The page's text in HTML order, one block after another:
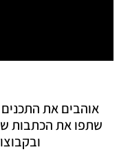
אוהבים את התכנים
שתפו את הכתבות